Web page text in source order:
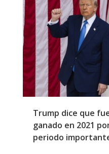
Trump dice que
ganado en 2021
periodo